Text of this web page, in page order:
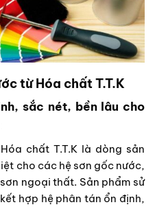
từ Hóa chất T.T.K
sắc nét, bền lâu cho
chất T.T.K là dòng sản
cho các hệ sơn gốc nước,
ngoại thất. Sản phẩm sử
hợp hệ phân tán ổn định,